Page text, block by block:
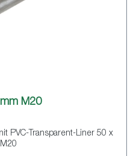
M20
PVC-Transparent-Liner 50 x
M20